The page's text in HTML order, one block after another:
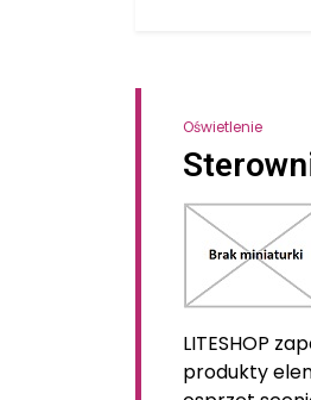
Oświetlenie
LITESHOP
produkty